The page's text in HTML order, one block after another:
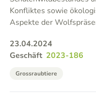
Konfliktes sowie
Aspekte der
23.04.2024
Geschäft 2023-186
Grossraubtiere